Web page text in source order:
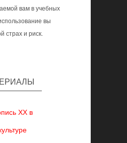
вам в учебных
вы
страх и риск.
XX в